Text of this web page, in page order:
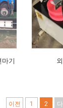
마기
이전 1 2